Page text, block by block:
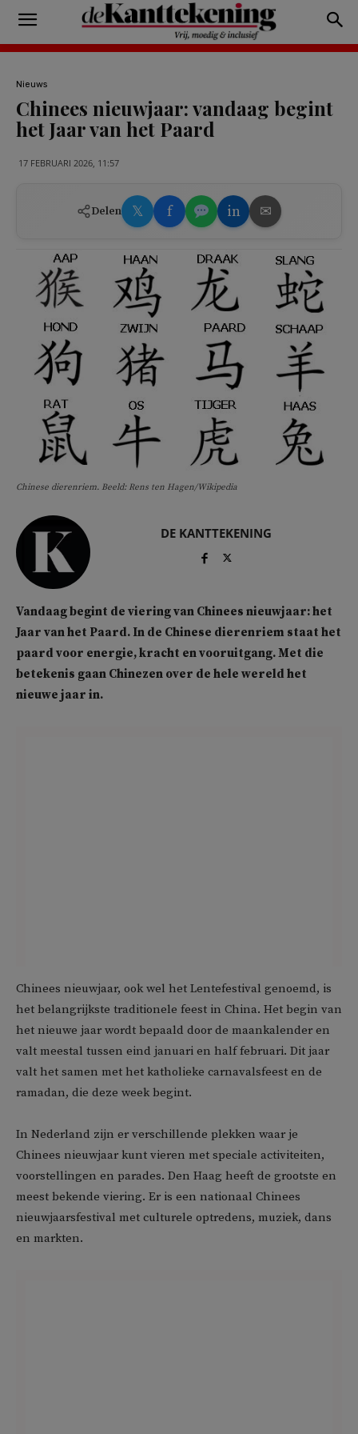
Nieuws
Chinees nieuwjaar: vandaag begint
het Jaar van het Paard
17 FEBRUARI 2026, 11:57
Delen 𝕏 f in ✉
Chinese dierenriem. Beeld: Rens ten Hagen/Wikipedia
DE KANTTEKENING
Vandaag begint de viering van Chinees nieuwjaar: het
Jaar van het Paard. In de Chinese dierenriem staat het
paard voor energie, kracht en vooruitgang. Met die
betekenis gaan Chinezen over de hele wereld het
nieuwe jaar in.
Chinees nieuwjaar, ook wel het Lentefestival genoemd, is
het belangrijkste traditionele feest in China. Het begin van
het nieuwe jaar wordt bepaald door de maankalender en
valt meestal tussen eind januari en half februari. Dit jaar
valt het samen met het katholieke carnavalsfeest en de
ramadan, die deze week begint.
In Nederland zijn er verschillende plekken waar je
Chinees nieuwjaar kunt vieren met speciale activiteiten,
voorstellingen en parades. Den Haag heeft de grootste en
meest bekende viering. Er is een nationaal Chinees
nieuwjaarsfestival met culturele optredens, muziek, dans
en markten.